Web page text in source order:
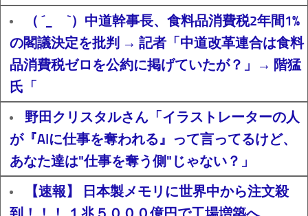
（ ´_ゝ`）中道幹事長、食料品消費税2年間1%
の閣議決定を批判 → 記者「中道改革連合は食料
品消費税ゼロを公約に掲げていたが？」→ 階猛
氏「
野田クリスタルさん「イラストレーターの人
が『AIに仕事を奪われる』って言ってるけど、
あなた達は"仕事を奪う側"じゃない？」
【速報】 日本製メモリに世界中から注文殺